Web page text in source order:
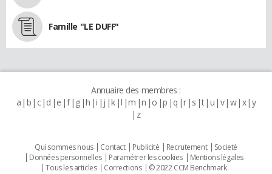
Famille "LE DUFF"
Annuaire des membres :
a b c d e f g h i j k l m n o p q r s t u v w x y
z
Qui sommes nous Contact Publicité Recrutement
Societé
Données personnelles
Paramétrer les cookies
Mentions légales
Tous les articles
Corrections © 2022 CCM Benchmark